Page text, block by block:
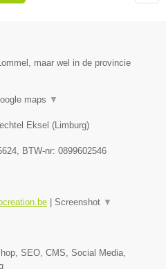
maar wel in de provincie
maps ▼
Eksel (Limburg)
, BTW-nr: 0899602546
Screenshot ▼
SEO, CMS, Social Media,